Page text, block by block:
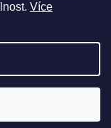
Více
vyhrazena.